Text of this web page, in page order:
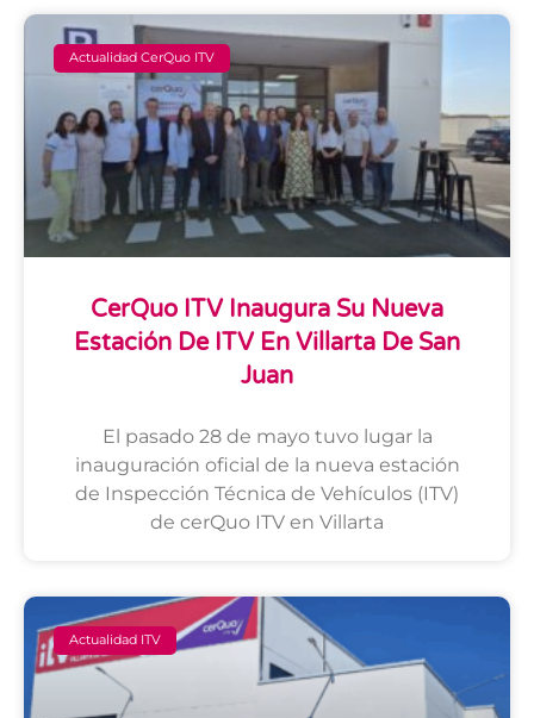
Actualidad CerQuo ITV
CerQuo ITV Inaugura Su Nueva
Estación De ITV En Villarta De San
Juan
El pasado 28 de mayo tuvo lugar la
inauguración oficial de la nueva estación
de Inspección Técnica de Vehículos (ITV)
de cerQuo ITV en Villarta
Actualidad ITV